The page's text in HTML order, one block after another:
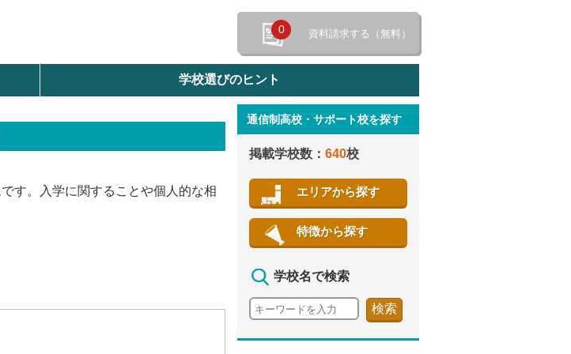
0 資料請求する（無料）
検索
学校選びのヒント
す。入学に関することや個人的な相
通信制高校・サポート校を探す
掲載学校数： 640校
エリアから探す
特徴から探す
学校名で検索